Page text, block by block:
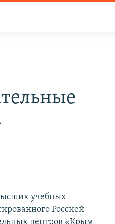
учебных
Россией